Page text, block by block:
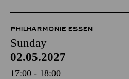
PHILHARMONIE ESSEN
Sunday
02.05.2027
17:00 - 18:00